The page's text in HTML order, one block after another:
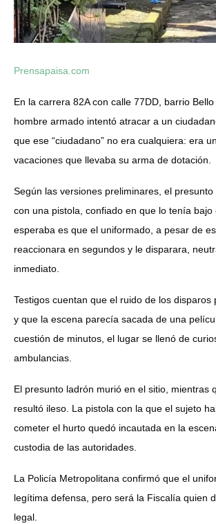
Prensapaisa.com
En la carrera 82A con calle 77DD, barrio
hombre armado intentó atracar a un
que ese “ciudadano” no era cualquiera: era
vacaciones que llevaba su arma de dotación.
Según las versiones preliminares, el
con una pistola, confiado en que lo tenía
esperaba es que el uniformado, a pesar de
reaccionara en segundos y le disparara,
inmediato.
Testigos cuentan que el ruido de los disparos
y que la escena parecía sacada de una
cuestión de minutos, el lugar se llenó de
ambulancias.
El presunto ladrón murió en el sitio, mientras
resultó ileso. La pistola con la que el sujeto
cometer el hurto quedó incautada en la
custodia de las autoridades.
La Policía Metropolitana confirmó que el
legítima defensa, pero será la Fiscalía quien
legal.